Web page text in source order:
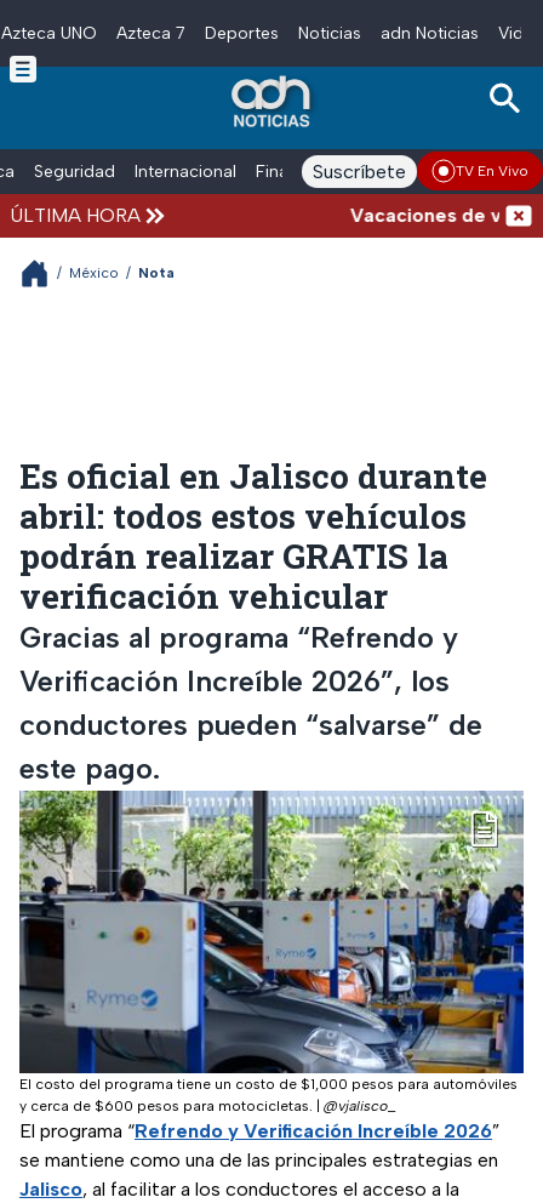
Skip to main content
Azteca UNO Azteca 7 Deportes Noticias adn Noticias
Seguridad Internacional Finanzas adn Noticias Radio
Suscríbete TV En Vivo
ÚLTIMA HORA Vacaciones de verano
/ México / Nota
Es oficial en Jalisco durante
abril: todos estos vehículos
podrán realizar GRATIS la
verificación vehicular
Gracias al programa “Refrendo y
Verificación Increíble 2026”, los
conductores pueden “salvarse” de
este pago.
El costo del programa tiene un costo de $1,000 pesos para automóviles
y cerca de $600 pesos para motocicletas.
@vjalisco_
El programa “Refrendo y Verificación Increíble 2026”
se mantiene como una de las principales estrategias en
Jalisco, al facilitar a los conductores el acceso a la